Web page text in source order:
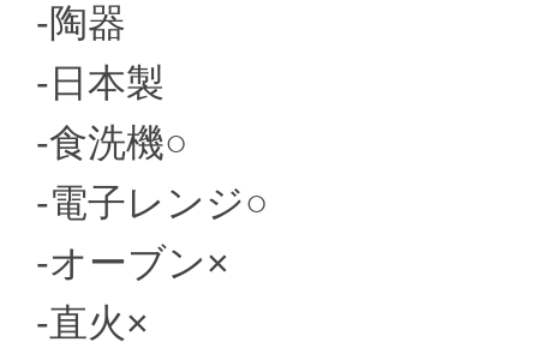
-陶器
-日本製
-食洗機○
-電子レンジ○
-オーブン×
-直火×